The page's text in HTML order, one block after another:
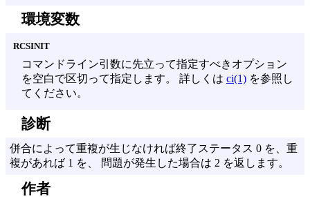
環境変数
RCSINIT
コマンドライン引数に先立って指定すべきオプション
を空白で区切って指定します。 詳しくは ci(1) を参照し
てください。
診断
併合によって重複が生じなければ終了ステータス 0 を、重
複があれば 1 を、 問題が発生した場合は 2 を返します。
作者